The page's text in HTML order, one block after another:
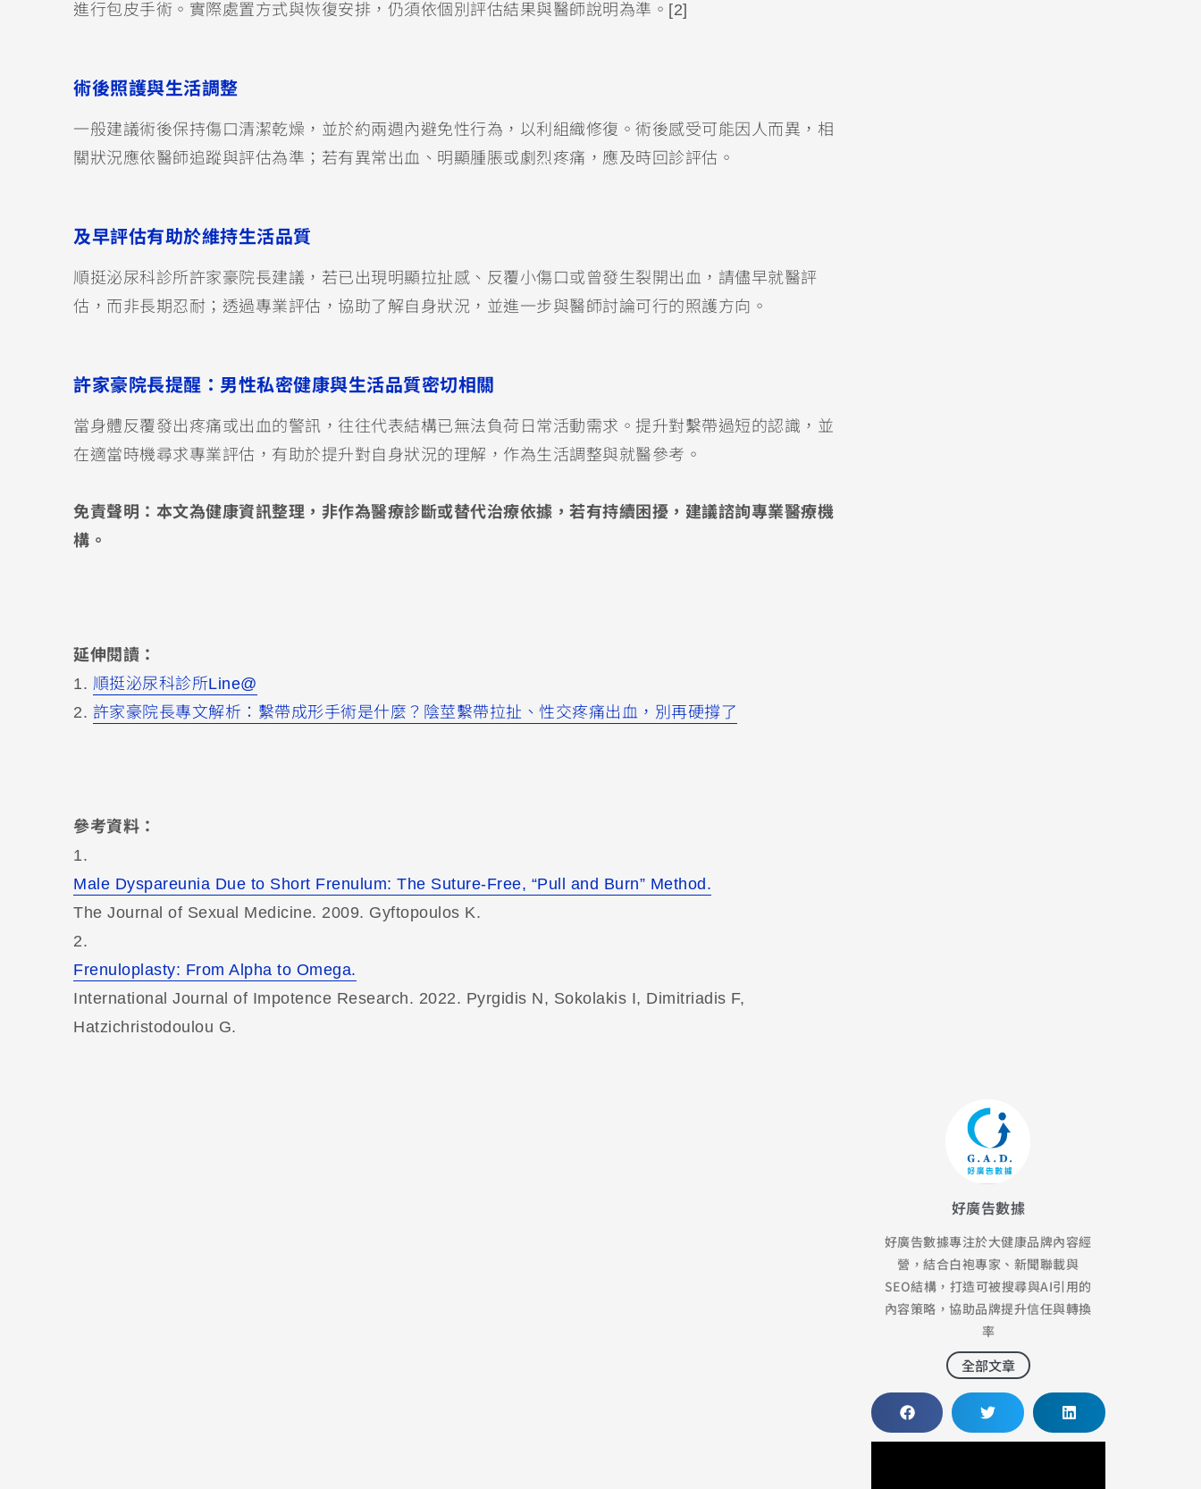
進行包皮手術。實際處置方式與恢復安排，仍須依個別評估結果與醫師說明為準。[2]
術後照護與生活調整
一般建議術後保持傷口清潔乾燥，並於約兩週內避免性行為，以利組織修復。術後感受可能因人而異，相
關狀況應依醫師追蹤與評估為準；若有異常出血、明顯腫脹或劇烈疼痛，應及時回診評估。
及早評估有助於維持生活品質
順挺泌尿科診所許家豪院長建議，若已出現明顯拉扯感、反覆小傷口或曾發生裂開出血，請儘早就醫評
估，而非長期忍耐；透過專業評估，協助了解自身狀況，並進一步與醫師討論可行的照護方向。
許家豪院長提醒：男性私密健康與生活品質密切相關
當身體反覆發出疼痛或出血的警訊，往往代表結構已無法負荷日常活動需求。提升對繫帶過短的認識，並
在適當時機尋求專業評估，有助於提升對自身狀況的理解，作為生活調整與就醫參考。
免責聲明：本文為健康資訊整理，非作為醫療診斷或替代治療依據，若有持續困擾，建議諮詢專業醫療機
構。
延伸閱讀：
1. 順挺泌尿科診所Line@
2. 許家豪院長專文解析：繫帶成形手術是什麼？陰莖繫帶拉扯、性交疼痛出血，別再硬撐了
參考資料：
1.
Male Dyspareunia Due to Short Frenulum: The Suture-Free, “Pull and Burn” Method.
The Journal of Sexual Medicine. 2009. Gyftopoulos K.
2.
Frenuloplasty: From Alpha to Omega.
International Journal of Impotence Research. 2022. Pyrgidis N, Sokolakis I, Dimitriadis F,
Hatzichristodoulou G.
好廣告數據
好廣告數據專注於大健康品牌內容經
營，結合白袍專家、新聞聯載與
SEO結構，打造可被搜尋與AI引用的
內容策略，協助品牌提升信任與轉換
率
全部文章